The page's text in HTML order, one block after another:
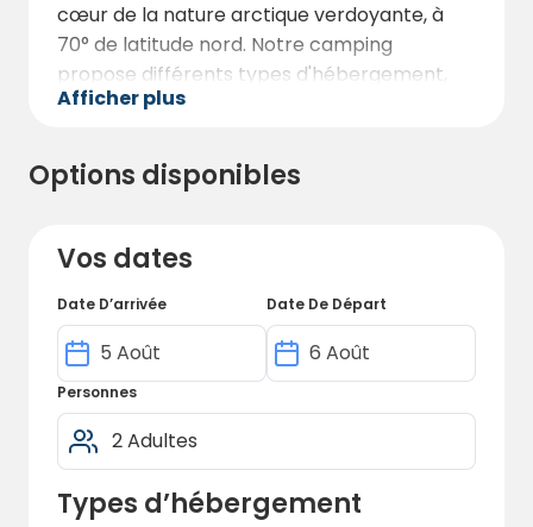
cœur de la nature arctique verdoyante, à
70° de latitude nord. Notre camping
propose différents types d'hébergement,
des charmants chalets aux caravanes
emplacements de tente entourés d'une
nature sauvage et imposante. Chaque
mémorable et confortable au cœur de ce
dès maintenant pour garantir votre place et
découvrir la beauté époustouflante d'Arctic
Nuvsvåg !
Afficher plus
Options disponibles
Vos dates
Date D’arrivée Date De Départ
Personnes
Types d’hébergement